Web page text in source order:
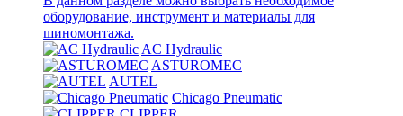
оборудование, инструмент и материалы для
шиномонтажа.
AC Hydraulic
ASTUROMEC
AUTEL
Chicago Pneumatic